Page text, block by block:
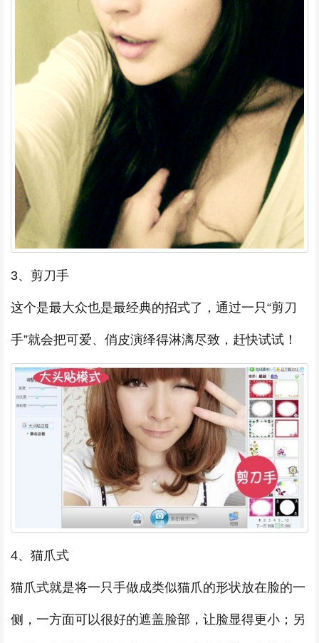
3、剪刀手
这个是最大众也是最经典的招式了，通过一只“剪刀
手”就会把可爱、俏皮演绎得淋漓尽致，赶快试试！
4、猫爪式
猫爪式就是将一只手做成类似猫爪的形状放在脸的一
侧，一方面可以很好的遮盖脸部，让脸显得更小；另